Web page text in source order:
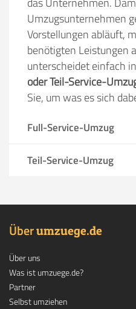
Umzugsunternehmen
Vorstellungen abläuft,
benötigten Leistungen
unterscheidet einfach in
oder Teil-Service-
Sie, um was es sich
Full-Service-Umzug
Teil-Service-Umzug
Überumzuege.de
Über uns
Was ist umzuege.de?
Partner
Selbst umziehen